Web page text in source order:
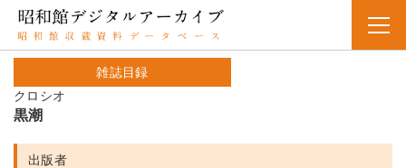
雑誌目録
クロシオ
黒潮
出版者